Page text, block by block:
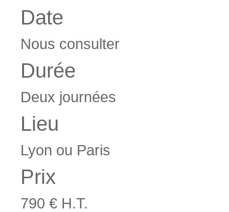
Date
Nous consulter
Durée
Deux journées
Lieu
Lyon ou Paris
Prix
790 € H.T.